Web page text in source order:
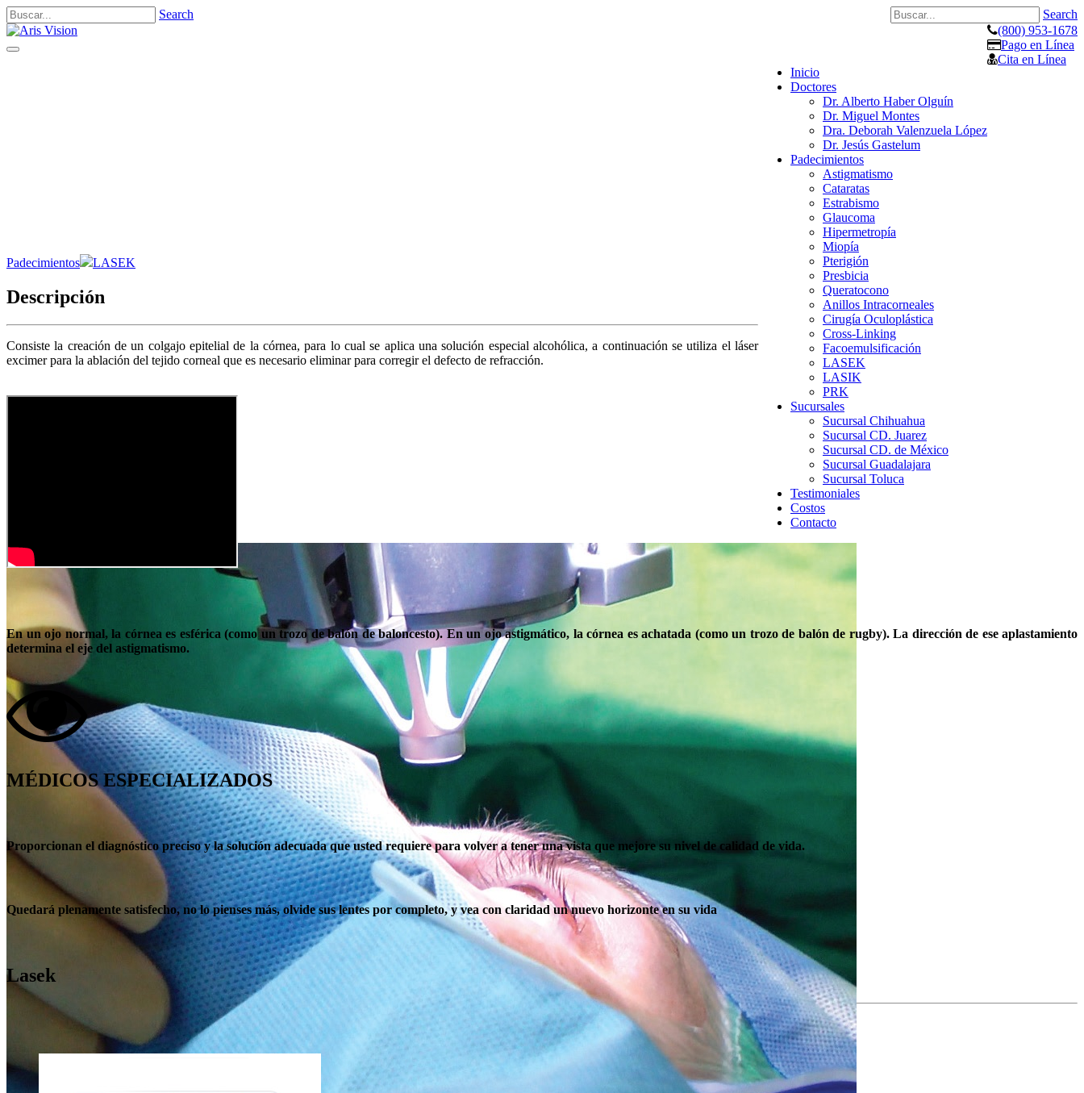
Search
Search
(800) 953-1678
Pago en Línea
Cita en Línea
Toggle
Inicio
Doctores
Dr. Alberto Haber Olguín
Dr. Miguel Montes
Dra. Deborah Valenzuela López
Dr. Jesús Gastelum
Padecimientos
Astigmatismo
Cataratas
Estrabismo
Glaucoma
Hipermetropía
Miopía
Pterigión
Presbicia
Queratocono
Anillos Intracorneales
Cirugía Oculoplástica
Cross-Linking
Facoemulsificación
LASEK
LASIK
PRK
Sucursales
Sucursal Chihuahua
Sucursal CD. Juarez
Sucursal CD. de México
Sucursal Guadalajara
Sucursal Toluca
Testimoniales
Costos
Contacto
Padecimientos LASEK
Descripción
Consiste la creación de un colgajo epitelial de la córnea, para lo cual se aplica una solución especial alcohólica, a continuación se utiliza el láser
excimer para la ablación del tejido corneal que es necesario eliminar para corregir el defecto de refracción.
En un ojo normal, la córnea es esférica (como un trozo de balón de baloncesto). En un ojo astigmático, la córnea es achatada (como un trozo de balón de rugby). La dirección de ese aplastamiento
determina el eje del astigmatismo.
MÉDICOS ESPECIALIZADOS
Proporcionan el diagnóstico preciso y la solución adecuada que usted requiere para volver a tener una vista que mejore su nivel de calidad de vida.
Quedará plenamente satisfecho, no lo pienses más, olvide sus lentes por completo, y vea con claridad un nuevo horizonte en su vida
Lasek